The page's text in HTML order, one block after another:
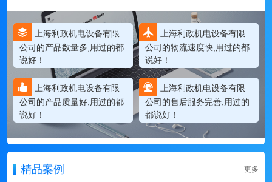
上海利政机电设备有限
公司的产品数量多,用过的都
说好！
上海利政机电设备有限
公司的物流速度快,用过的都
说好！
上海利政机电设备有限
公司的产品质量好,用过的都
说好！
上海利政机电设备有限
公司的售后服务完善,用过的
都说好！
精品案例 更多